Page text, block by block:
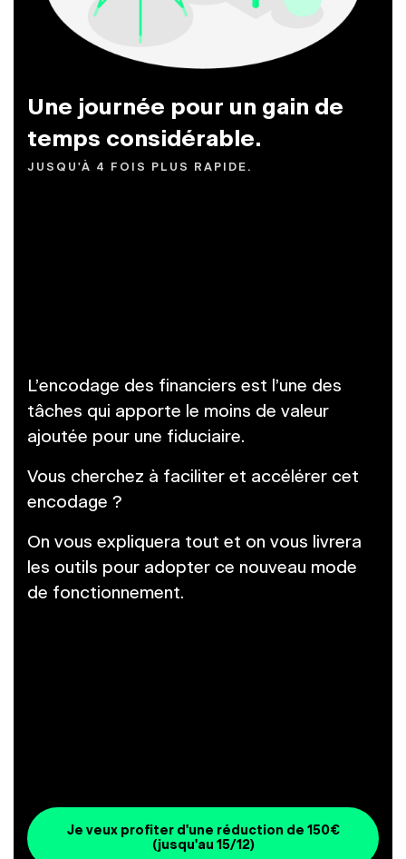
Une journée pour un gain de
temps considérable.
JUSQU'À 4 FOIS PLUS RAPIDE.
L’encodage des financiers est l’une des
tâches qui apporte le moins de valeur
ajoutée pour une fiduciaire.
Vous cherchez à faciliter et accélérer cet
encodage ?
On vous expliquera tout et on vous livrera
les outils pour adopter ce nouveau mode
de fonctionnement.
Je veux profiter d'une réduction de 150€
(jusqu'au 15/12)